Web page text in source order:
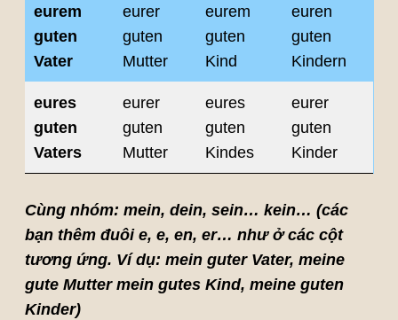
eurem
guten
Vater
eurer
guten
Mutter
eurem
guten
Kind
euren
guten
Kindern
eures
guten
Vaters
eurer
guten
Mutter
eures
guten
Kindes
eurer
guten
Kinder
Cùng nhóm: mein, dein, sein… kein… (các
bạn thêm đuôi e, e, en, er… như ở các cột
tương ứng. Ví dụ: mein guter Vater, meine
gute Mutter mein gutes Kind, meine guten
Kinder)